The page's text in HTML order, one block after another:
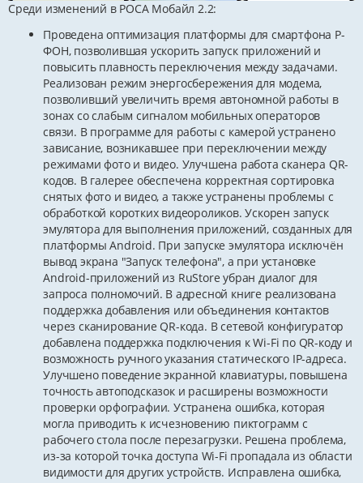
Среди изменений в РОСА Мобайл 2.2:
Проведена оптимизация платформы для смартфона Р-
ФОН, позволившая ускорить запуск приложений и
повысить плавность переключения между задачами.
Реализован режим энергосбережения для модема,
позволивший увеличить время автономной работы в
зонах со слабым сигналом мобильных операторов
связи. В программе для работы с камерой устранено
зависание, возникавшее при переключении между
режимами фото и видео. Улучшена работа сканера QR-
кодов. В галерее обеспечена корректная сортировка
снятых фото и видео, а также устранены проблемы с
обработкой коротких видеороликов. Ускорен запуск
эмулятора для выполнения приложений, созданных для
платформы Android. При запуске эмулятора исключён
вывод экрана "Запуск телефона", а при установке
Android-приложений из RuStore убран диалог для
запроса полномочий. В адресной книге реализована
поддержка добавления или объединения контактов
через сканирование QR-кода. В сетевой конфигуратор
добавлена поддержка подключения к Wi-Fi по QR-коду и
возможность ручного указания статического IP-адреса.
Улучшено поведение экранной клавиатуры, повышена
точность автоподсказок и расширены возможности
проверки орфографии. Устранена ошибка, которая
могла приводить к исчезновению пиктограмм с
рабочего стола после перезагрузки. Решена проблема,
из-за которой точка доступа Wi-Fi пропадала из области
видимости для других устройств. Исправлена ошибка,